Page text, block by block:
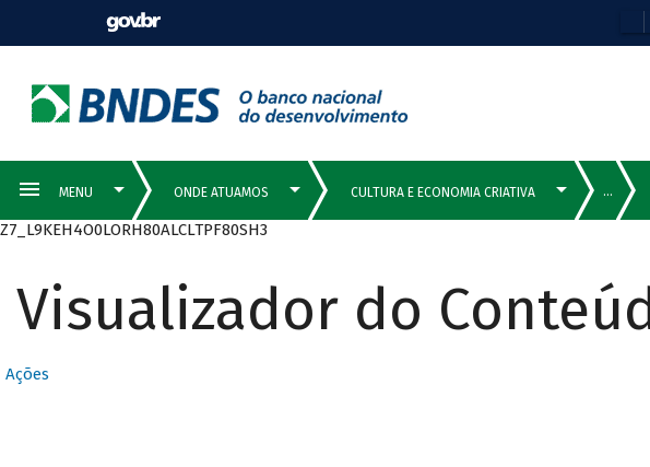
Z7_L9KEH4O0LORH80ALCLTPF80SH3
Visualizador do
Ações